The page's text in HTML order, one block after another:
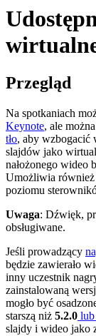
Przegląd
Na spotkaniach
Keynote, ale
tło, aby wzbogacić
slajdów jako
nałożonego wideo
Umożliwia również
poziomu
Uwaga: Dźwięk,
obsługiwane.
Jeśli prowadzący
będzie zawierało
inny uczestnik
zainstalowaną
mogło być
starszą niż 5.2.0
slajdy i wideo jako